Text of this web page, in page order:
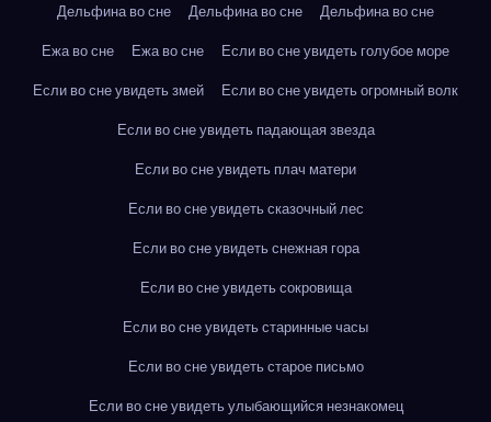
Дельфина во сне
Дельфина во сне
Дельфина во сне
Ежа во сне
Ежа во сне
Если во сне увидеть голубое море
Если во сне увидеть змей
Если во сне увидеть огромный волк
Если во сне увидеть падающая звезда
Если во сне увидеть плач матери
Если во сне увидеть сказочный лес
Если во сне увидеть снежная гора
Если во сне увидеть сокровища
Если во сне увидеть старинные часы
Если во сне увидеть старое письмо
Если во сне увидеть улыбающийся незнакомец